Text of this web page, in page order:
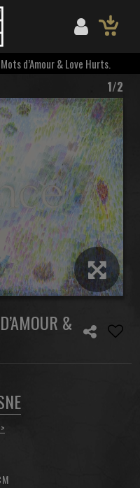
d’Amour & Love Hurts.
1/2
&